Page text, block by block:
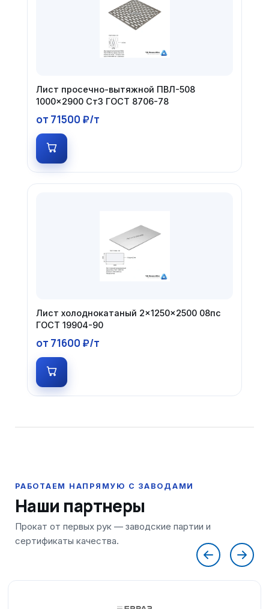
Лист просечно-вытяжной ПВЛ-508
1000×2900 Ст3 ГОСТ 8706-78
от 71500 ₽/т
Лист холоднокатаный 2×1250×2500 08пс
ГОСТ 19904-90
от 71600 ₽/т
Наши партнеры